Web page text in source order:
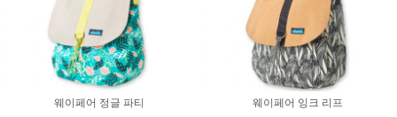
웨이페어 정글 파티
웨이페어 잉크 리프